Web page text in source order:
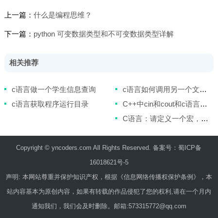
上一篇： 什么是编程思维？
下一篇： python 可变数据类型和不可变数据类型详解
相关推荐
c语言如何调用另一个文件里的函数
c语言做一个学生信息查询
C++中cin和cout和c语言的什么一样
c语言获取程序运行目录
C语言：请定义一个宏，求两个数的最大值
Copyright ©yncoders.com All Rights Reserved. 备案号：蜀ICP备
16018621号-5
声明: 本网站尊重并保护知识产权，根据《信息网络传播权保护条例》，本
站内容基本为原创内容，如果有转载的作品侵犯了您的权利,请在一个月内
通知我们，我们会及时删除。邮箱:573315772@qq.com